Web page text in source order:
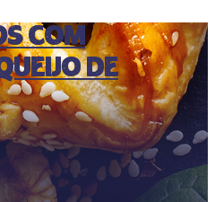
com
de